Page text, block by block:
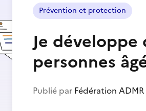
Prévention et protection
Je
personnes
Publié par Fédération ADMR